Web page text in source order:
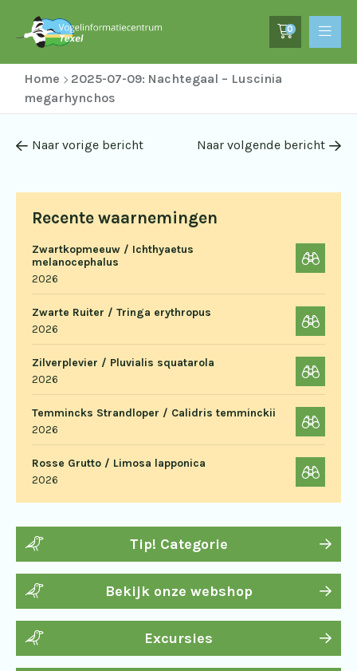
0
Home
2025-07-09: Nachtegaal – Luscinia
megarhynchos
Recente waarnemingen
Zwartkopmeeuw / Ichthyaetus
melanocephalus
2026
Zwarte Ruiter / Tringa erythropus
2026
Zilverplevier / Pluvialis squatarola
2026
Temmincks Strandloper / Calidris temminckii
2026
Rosse Grutto / Limosa lapponica
2026
Tip! Categorie
Bekijk onze webshop
Excursies
Naar vorige bericht Naar volgende bericht